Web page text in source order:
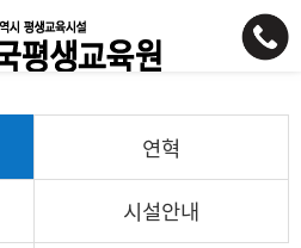
연혁
시설안내